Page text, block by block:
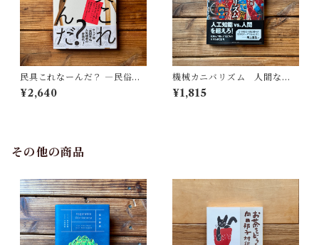
民具これなーんだ？ ―民俗学
者・宮本常一が美術大学に遺
した民具コレクション | 加藤幸
¥2,640
機械カニバリズム 人間なき
あとの人類学へ｜久保 明教
¥1,815
その他の商品